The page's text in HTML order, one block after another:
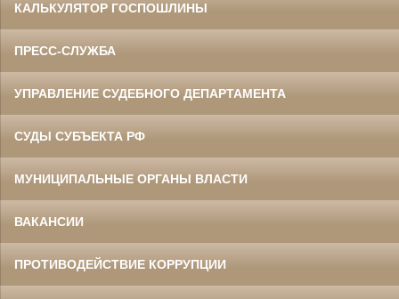
в период с 1960 по 1973 гг.
Ермоленко Фаина Семеновна
областного суда
КАЛЬКУЛЯТОР ГОСПОШЛИНЫ
ПРЕСС-СЛУЖБА
УПРАВЛЕНИЕ СУДЕБНОГО ДЕПАРТАМЕНТА
СУДЫ СУБЪЕКТА РФ
МУНИЦИПАЛЬНЫЕ ОРГАНЫ ВЛАСТИ
ВАКАНСИИ
ПРОТИВОДЕЙСТВИЕ КОРРУПЦИИ